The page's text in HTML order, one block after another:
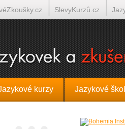
kurzy Jazykové
SlevyKurzů.cz
on-line Tlumočení-